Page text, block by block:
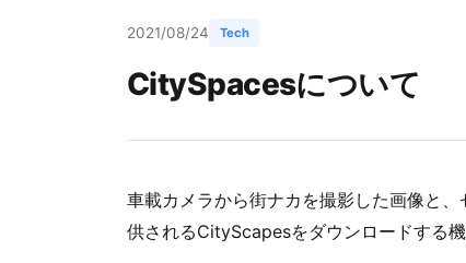
2021/08/24 Tech
CitySpacesについて
車載カメラから街ナカを撮影した画像と
供されるCityScapesをダウンロードする